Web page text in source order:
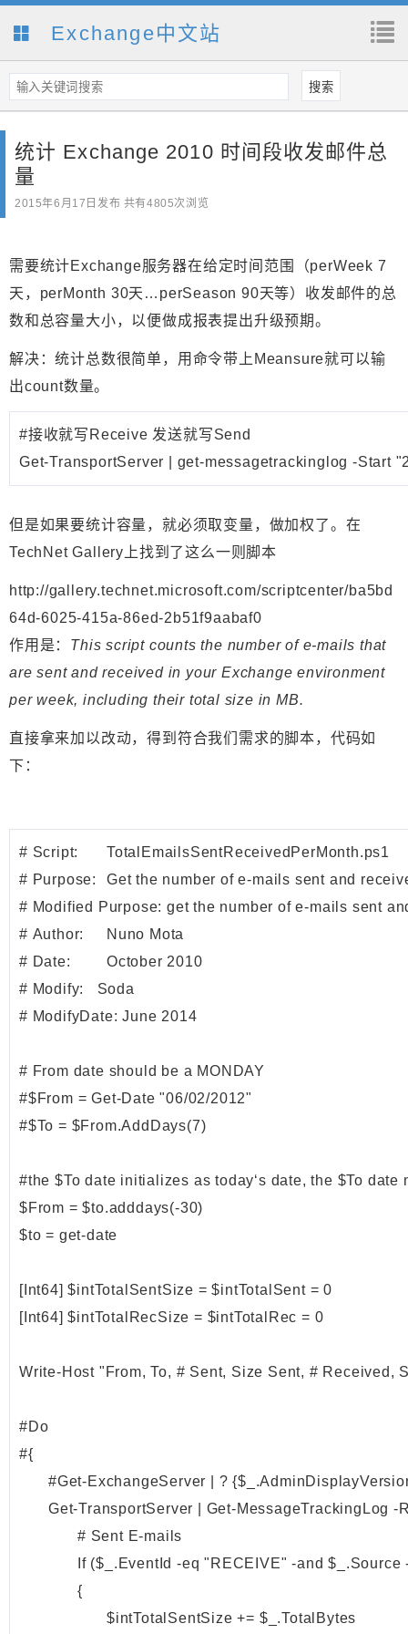
Exchange中文站
统计 Exchange 2010 时间段收发邮件总
量
2015年6月17日 发布 共有4805次浏览
需要统计Exchange服务器在给定时间范围（perWeek 7
天，perMonth 30天…perSeason 90天等）收发邮件的总
数和总容量大小，以便做成报表提出升级预期。
解决：统计总数很简单，用命令带上Meansure就可以输
出count数量。
#接收就写Receive 发送就写Send
Get-TransportServer | get-messagetrackinglog -Start
但是如果要统计容量，就必须取变量，做加权了。在
TechNet Gallery上找到了这么一则脚本
http://gallery.technet.microsoft.com/scriptcenter/ba5bd
64d-6025-415a-86ed-2b51f9aabaf0
作用是： This script counts the number of e-mails that
are sent and received in your Exchange environment
per week, including their total size in MB.
直接拿来加以改动，得到符合我们需求的脚本，代码如
下：
# Script:	TotalEmailsSentReceivedPerMonth.ps1
# Purpose:	Get the number of e-mails sent and received per week
# Modified Purpose: get the number of e-mails sent
# Author:	Nuno Mota
# Date:		October 2010
# Modify:   Soda
# ModifyDate: June 2014
# From date should be a MONDAY
#$From = Get-Date "06/02/2012"
#$To = $From.AddDays(7)
#the $To date initializes as today‘s date, the $To date
$From = $to.adddays(-30)
$to = get-date
[Int64] $intTotalSentSize = $intTotalSent = 0
[Int64] $intTotalRecSize = $intTotalRec = 0
Write-Host "From, To, # Sent, Size Sent, # Received,
#Do
#{